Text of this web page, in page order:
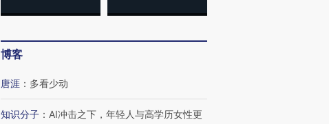
博客
唐涯 ： 多看少动
知识分子 ： AI冲击之下，年轻人与高学历女性更